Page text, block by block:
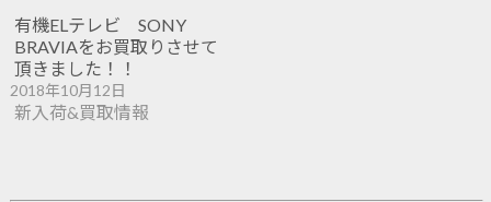
有機ELテレビ SONY
BRAVIAをお買取りさせて
頂きました！！
2018年10月12日
新入荷&買取情報